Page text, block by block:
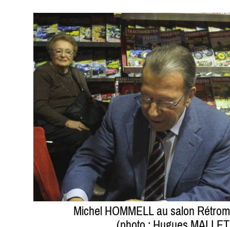
Michel HOMMELL au salon